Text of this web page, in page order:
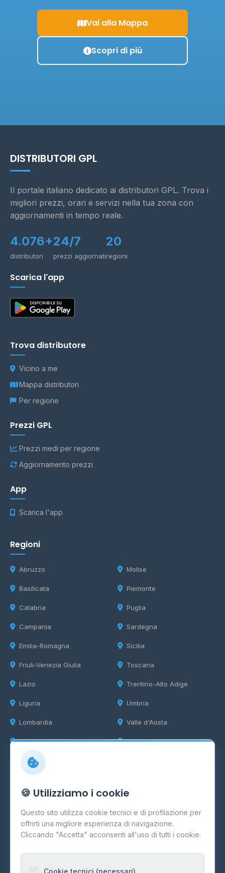
Vai alla Mappa
Scopri di più
DISTRIBUTORI GPL
Il portale italiano dedicato ai distributori GPL. Trova i
migliori prezzi, orari e servizi nella tua zona con
aggiornamenti in tempo reale.
4.076+
distributori
24/7
prezzi aggiornati
20
regioni
Scarica l'app
Trova distributore
Vicino a me
Mappa distributori
Per regione
Prezzi GPL
Prezzi medi per regione
Aggiornamento prezzi
App
Scarica l'app
Regioni
Abruzzo
Basilicata
Calabria
Campania
Emilia-Romagna
Friuli-Venezia Giulia
Lazio
Liguria
Lombardia
Marche
Molise
Piemonte
Puglia
Sardegna
Sicilia
Toscana
Trentino-Alto Adige
Umbria
Valle d'Aosta
Veneto
Info
Cos'è il GPL
FAQ
Contatti
🍪 Utilizziamo i cookie
Questo sito utilizza cookie tecnici e di profilazione per
offrirti una migliore esperienza di navigazione.
Cliccando "Accetta" acconsenti all'uso di tutti i cookie.
Cookie tecnici (necessari)